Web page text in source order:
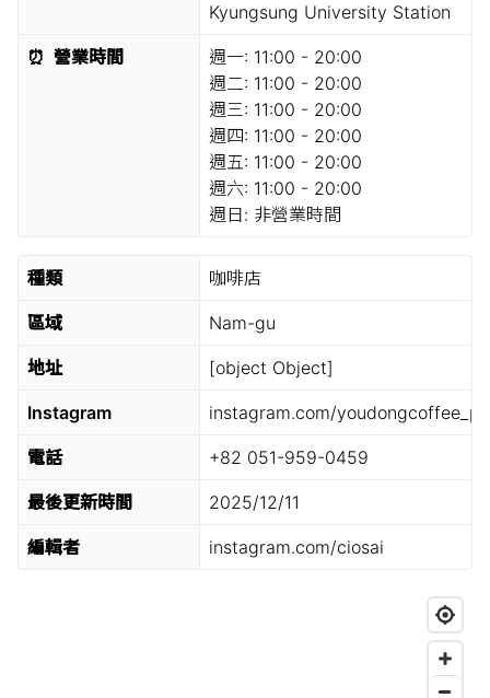
Kyungsung University Station
⏰ 營業時間 週一: 11:00 - 20:00
週二: 11:00 - 20:00
週三: 11:00 - 20:00
週四: 11:00 - 20:00
週五: 11:00 - 20:00
週六: 11:00 - 20:00
週日: 非營業時間
種類 咖啡店
區域 Nam-gu
地址 [object Object]
Instagram instagram.com/
電話 +82 051-959-0459
最後更新時間 2025/12/11
編輯者 instagram.com/ciosai